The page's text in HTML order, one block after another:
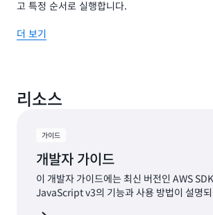
고 특정 순서로 실행합니다.
더 보기
리소스
가이드
개발자 가이드
이 개발자 가이드에는 최신 버전인 AWS
JavaScript v3의 기능과 사용 방법이 설명